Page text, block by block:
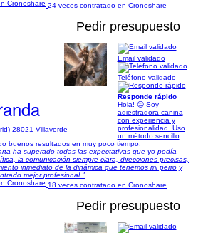
24 veces contratado en Cronoshare
Pedir presupuesto
28021 Villaverde
Email validado
Teléfono validado
Responde rápido
Hola! 😊 Soy
adiestradora canina
con experiencia y
profesionalidad. Uso
un método sencillo
buenos resultados en muy poco tiempo.
ha superado todas las expectativas que yo podía
la comunicación siempre clara, direcciones precisas,
inmediato de la dinámica que tenemos mi perro y
mejor profesional."
18 veces contratado en Cronoshare
Pedir presupuesto